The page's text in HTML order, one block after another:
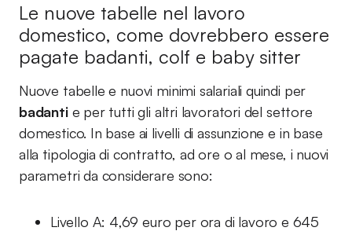
Le nuove tabelle nel lavoro
domestico, come dovrebbero essere
pagate badanti, colf e baby sitter
Nuove tabelle e nuovi minimi salariali quindi per
badanti e per tutti gli altri lavoratori del settore
domestico. In base ai livelli di assunzione e in base
alla tipologia di contratto, ad ore o al mese, i nuovi
parametri da considerare sono:
Livello A: 4,69 euro per ora di lavoro e 645